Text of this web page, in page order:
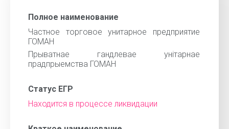
Полное наименование
Частное торговое унитарное предприятие
ГОМАН
Прыватнае гандлевае унiтарнае
прадпрыемства ГОМАН
Статус ЕГР
Находится в процессе ликвидации